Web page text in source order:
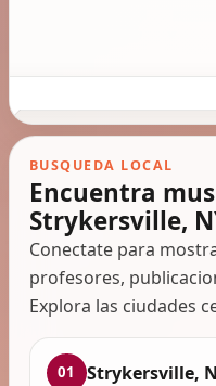
BUSQUEDA LOCAL
Encuentra
Strykersville,
Conectate para
profesores,
Explora las ciudades
01 Strykersville,